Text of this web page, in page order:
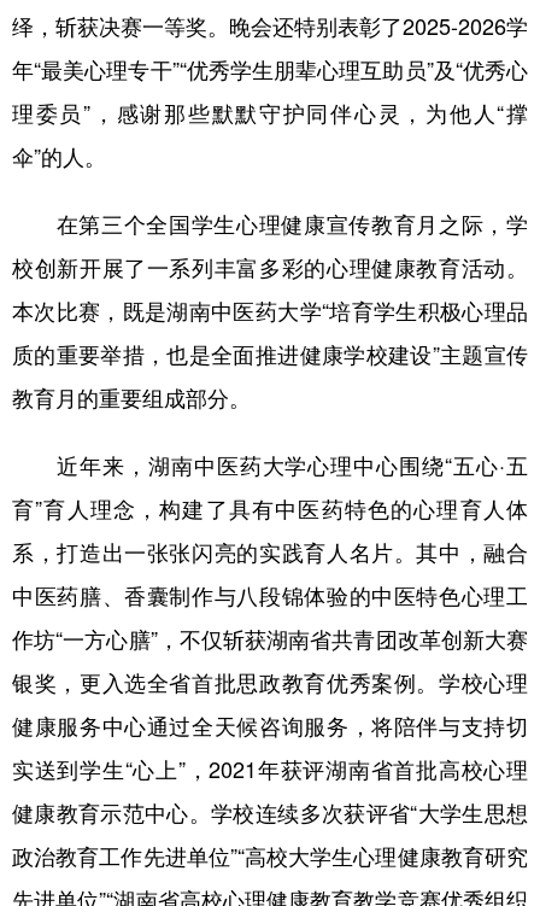
新疆 内蒙古 黑龙江
多语种频道
Русский язык 日本語 한국어
Deutsch Português
绎，斩获决赛一等奖。晚会还特别表彰了2025-2026学
年“最美心理专干”“优秀学生朋辈心理互助员”及“优秀心
理委员”，感谢那些默默守护同伴心灵，为他人“撑
伞”的人。
在第三个全国学生心理健康宣传教育月之际，学
校创新开展了一系列丰富多彩的心理健康教育活动。
本次比赛，既是湖南中医药大学“培育学生积极心理品
质的重要举措，也是全面推进健康学校建设”主题宣传
教育月的重要组成部分。
近年来，湖南中医药大学心理中心围绕“五心·五
育”育人理念，构建了具有中医药特色的心理育人体
系，打造出一张张闪亮的实践育人名片。其中，融合
中医药膳、香囊制作与八段锦体验的中医特色心理工
作坊“一方心膳”，不仅斩获湖南省共青团改革创新大赛
银奖，更入选全省首批思政教育优秀案例。学校心理
健康服务中心通过全天候咨询服务，将陪伴与支持切
实送到学生“心上”，2021年获评湖南省首批高校心理
健康教育示范中心。学校连续多次获评省“大学生思想
政治教育工作先进单位”“高校大学生心理健康教育研究
先进单位”“湖南省高校心理健康教育教学竞赛优秀组织